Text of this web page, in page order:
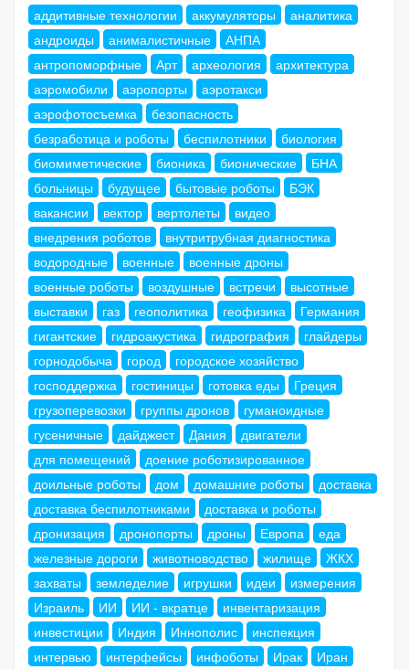
аддитивные технологии
аккумуляторы
аналитика
андроиды
анималистичные
АНПА
антропоморфные
Арт археология
архитектура
аэромобили
аэропорты
аэротакси
аэрофотосъемка
безопасность
безработица и роботы
беспилотники
биология
биомиметические
бионика бионические
БНА
больницы
будущее бытовые роботы
БЭК
вакансии
вектор вертолеты
видео
внедрения роботов
внутритрубная диагностика
водородные
военные
военные дроны
военные роботы
воздушные встречи
высотные
выставки
газ геополитика геофизика
Германия
гигантские
гидроакустика гидрография
глайдеры
горнодобыча
город
городское хозяйство
господдержка
гостиницы готовка еды
Греция
грузоперевозки
группы дронов
гуманоидные
гусеничные
дайджест Дания
двигатели
для помещений
доение роботизированное
доильные роботы
дом домашние роботы
доставка
доставка беспилотниками
доставка и роботы
дронизация
дронопорты дроны Европа
еда
железные дороги
животноводство жилище
ЖКХ
захваты
земледелие игрушки идеи
измерения
Израиль
ИИ ИИ - вкратце
инвентаризация
инвестиции
Индия Иннополис
инспекция
интервью
интерфейсы инфоботы Ирак
Иран